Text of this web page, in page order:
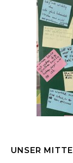
UNSER